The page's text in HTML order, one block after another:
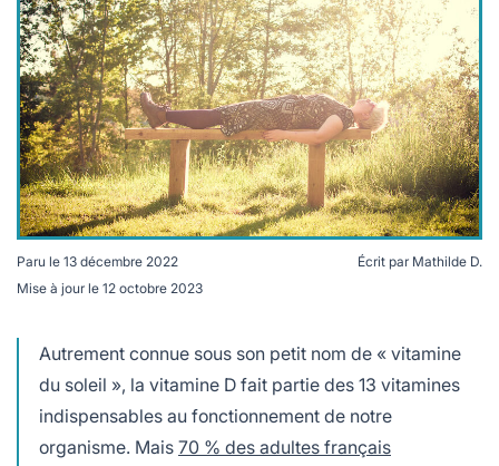
Plusieurs La vitamine D est indispensable aux tissus et
Paru le 13 décembre 2022
Mise à jour le 12 octobre 2023
Écrit par Mathilde D.
Autrement connue sous son petit nom de « vitamine
du soleil », la vitamine D fait partie des 13 vitamines
indispensables au fonctionnement de notre
organisme. Mais 70 % des adultes français